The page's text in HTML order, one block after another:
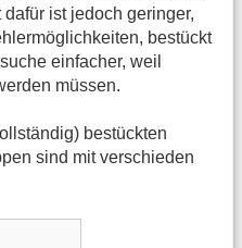
ist jedoch geringer,
bestückt
einfacher, weil
müssen.
bestückten
sind mit verschieden